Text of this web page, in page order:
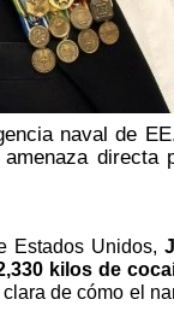
naval de
Estados Unidos,
kilos de
de cómo el